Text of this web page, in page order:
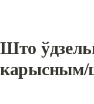
Што
карысным/